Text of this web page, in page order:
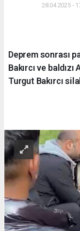
28.04.2025 -
Deprem sonrası
Bakırcı ve baldızı
Turgut Bakırcı